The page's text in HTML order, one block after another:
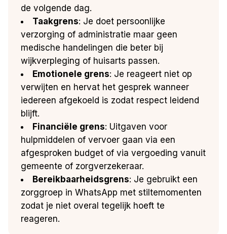
de volgende dag.
Taakgrens: Je doet persoonlijke
verzorging of administratie maar geen
medische handelingen die beter bij
wijkverpleging of huisarts passen.
Emotionele grens: Je reageert niet op
verwijten en hervat het gesprek wanneer
iedereen afgekoeld is zodat respect leidend
blijft.
Financiële grens: Uitgaven voor
hulpmiddelen of vervoer gaan via een
afgesproken budget of via vergoeding vanuit
gemeente of zorgverzekeraar.
Bereikbaarheidsgrens: Je gebruikt een
zorggroep in WhatsApp met stiltemomenten
zodat je niet overal tegelijk hoeft te
reageren.